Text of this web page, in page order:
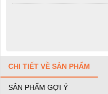
CHI TIẾT VỀ SẢN PHẨM
SẢN PHẨM GỢI Ý